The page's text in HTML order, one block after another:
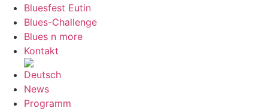
Bluesfest Eutin
Blues-Challenge
Blues n more
Kontakt
News
Programm